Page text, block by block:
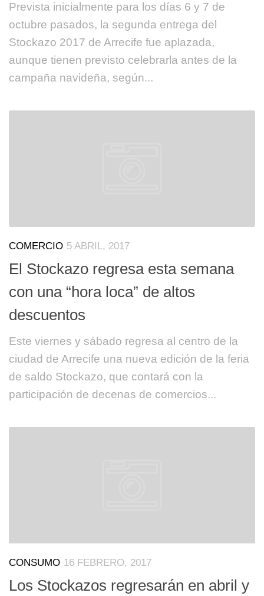
Prevista inicialmente para los días 6 y 7 de
octubre pasados, la segunda entrega del
Stockazo 2017 de Arrecife fue aplazada,
aunque tienen previsto celebrarla antes de la
campaña navideña, según...
COMERCIO 5 ABRIL, 2017
El Stockazo regresa esta semana
con una “hora loca” de altos
descuentos
Este viernes y sábado regresa al centro de la
ciudad de Arrecife una nueva edición de la feria
de saldo Stockazo, que contará con la
participación de decenas de comercios...
CONSUMO 16 FEBRERO, 2017
Los Stockazos regresarán en abril y